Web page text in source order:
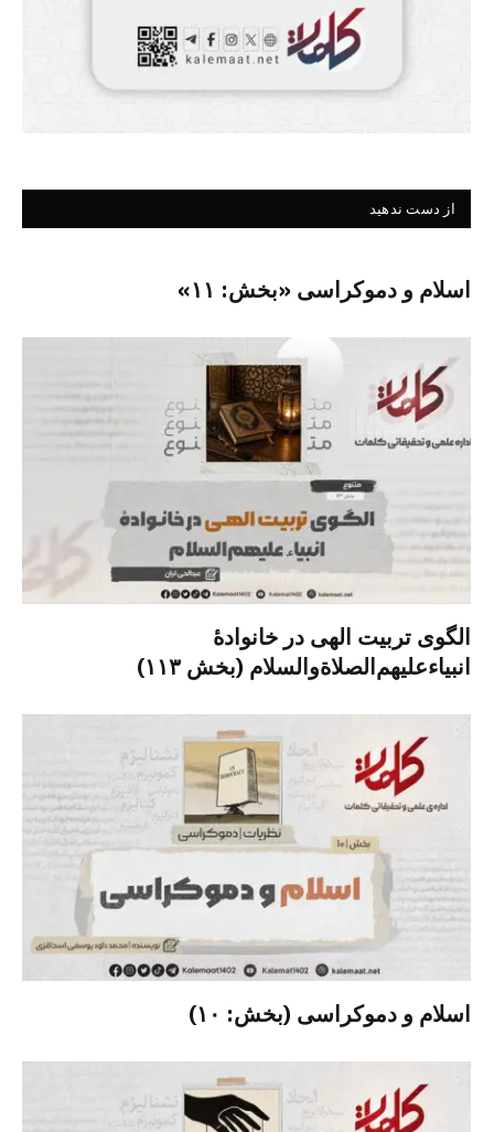
از دست ندهید
اسلام و دموکراسی «بخش: ۱۱»
الگوی تربیت الهی در خانوادۀ
انبیاءعلیهم‌الصلاةو‌السلام (بخش ۱۱۳)
اسلام و دموکراسی (بخش: ۱۰)